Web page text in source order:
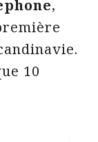
,
10